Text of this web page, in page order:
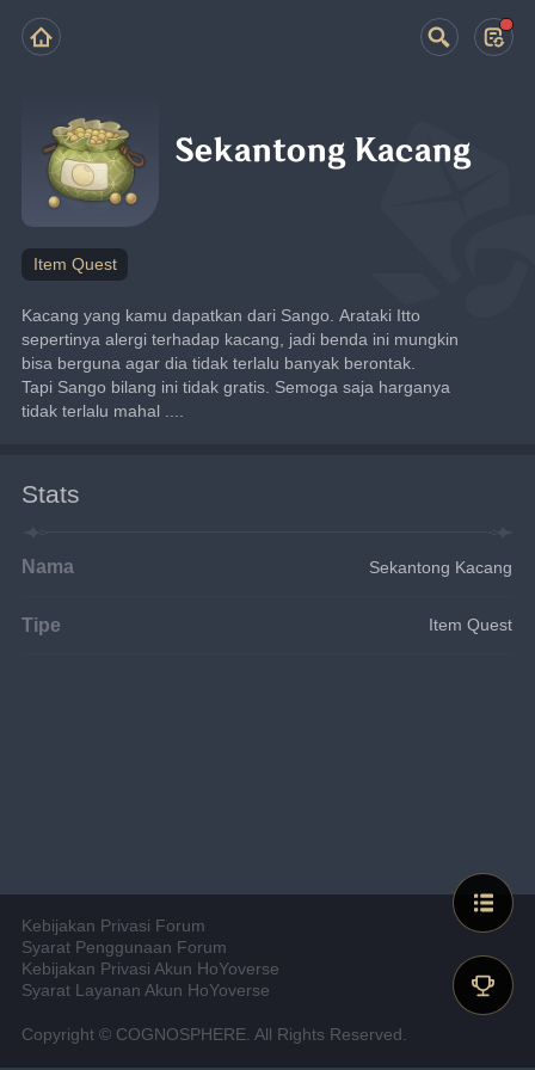
Sekantong Kacang
Item Quest
Kacang yang kamu dapatkan dari Sango. Arataki Itto
sepertinya alergi terhadap kacang, jadi benda ini mungkin
bisa berguna agar dia tidak terlalu banyak berontak.
Tapi Sango bilang ini tidak gratis. Semoga saja harganya
tidak terlalu mahal ....
Stats
Nama Sekantong Kacang
Tipe Item Quest
Kebijakan Privasi Forum
Syarat Penggunaan Forum
Kebijakan Privasi Akun HoYoverse
Syarat Layanan Akun HoYoverse
Copyright © COGNOSPHERE. All Rights Reserved.